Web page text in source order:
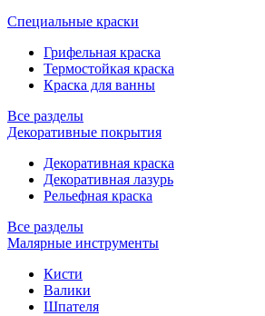
Специальные краски
Грифельная краска
Термостойкая краска
Краска для ванны
Все разделы
Декоративные покрытия
Декоративная краска
Декоративная лазурь
Рельефная краска
Все разделы
Малярные инструменты
Кисти
Валики
Шпателя